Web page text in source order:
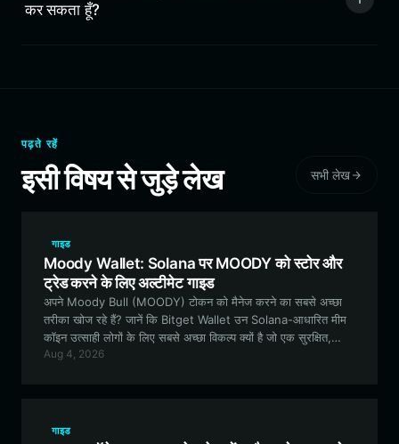
कर सकता हूँ?
पढ़ते रहें
इसी विषय से जुड़े लेख सभी लेख
गाइड
Moody Wallet: Solana पर MOODY को स्टोर और
ट्रेड करने के लिए अल्टीमेट गाइड
अपने Moody Bull (MOODY) टोकन को मैनेज करने का सबसे अच्छा
तरीका खोज रहे हैं? जानें कि Bitget Wallet उन Solana-आधारित मीम
कॉइन उत्साही लोगों के लिए सबसे अच्छा विकल्प क्यों है जो एक सुरक्षित,
सहज और सुविधाओं से भरपूर अनुभव की तलाश में हैं।
Aug 4, 2026
गाइड